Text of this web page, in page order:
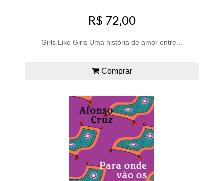
R$ 72,00
Girls Like Girls Uma história de amor entre...
Comprar